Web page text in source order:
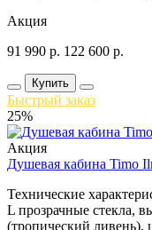
Акция
91 990 р. 122 600 р.
Купить
Быстрый заказ
25%
Акция
Душевая кабина Timo
Технические
L прозрачные стекла,
(тропический ливень),